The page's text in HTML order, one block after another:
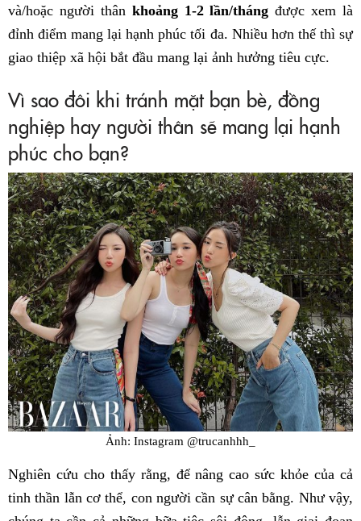
và/hoặc người thân khoảng 1-2 lần/tháng được xem là
đỉnh điểm mang lại hạnh phúc tối đa. Nhiều hơn thế thì sự
giao thiệp xã hội bắt đầu mang lại ảnh hưởng tiêu cực.
Vì sao đôi khi tránh mặt bạn bè, đồng
nghiệp hay người thân sẽ mang lại hạnh
phúc cho bạn?
Ảnh: Instagram @trucanhhh_
Nghiên cứu cho thấy rằng, để nâng cao sức khỏe của cả
tinh thần lẫn cơ thể, con người cần sự cân bằng. Như vậy,